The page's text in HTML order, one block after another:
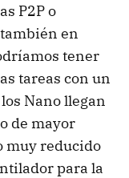
P2P o
en
tener
tareas con un
Nano llegan
de mayor
muy reducido
para la